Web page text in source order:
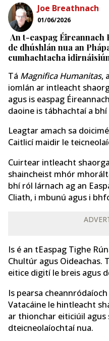
Joe Breathnach
01/06/2026
An t-easpag Éireannach
de dhúshlán nua an
cumhachtacha
Tá Magnifica Humanitas,
iomlán ar intleacht
agus is easpag
daoine is tábhachtaí a
Leagtar amach sa
Caitlicí maidir le
Cuirtear intleacht
shaincheist mhór
bhí ról lárnach ag an
Cliath, i mbunú agus i
Is é an tEaspag Tighe
Chultúr agus Oideachas.
eitice digití le breis agus
Is pearsa
Vatacáine le hintleacht
ar thionchar eiticiúil agus
dteicneolaíochtaí nua.